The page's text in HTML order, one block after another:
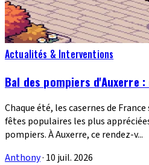
Actualités & Interventions
Bal des pompiers d'Auxerre
Chaque été, les casernes de
fêtes populaires les plus
pompiers. À Auxerre, ce rendez-v...
Anthony· 10 juil. 2026